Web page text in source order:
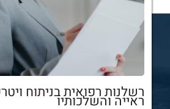
רשלנות רפואית בניתוח
ראייה והשלכותיו